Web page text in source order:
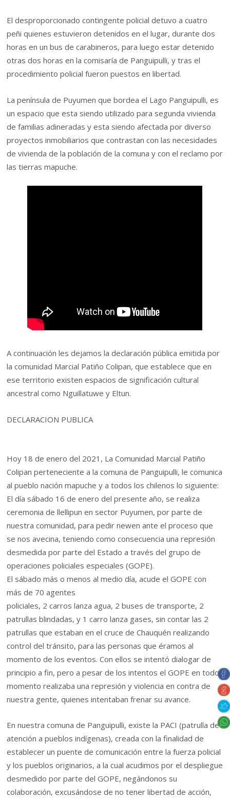
El desproporcionado contingente policial detuvo a cuatro
peñi quienes estuvieron detenidos en el lugar, durante dos
horas en un bus de carabineros, para luego estar detenido
otras dos horas en la comisaría de Panguipulli, y tras el
procedimiento policial fueron puestos en libertad.
La península de Puyumen que bordea el Lago Panguipulli, es
un espacio que esta siendo utilizado para segunda vivienda
de familias adineradas y esta siendo afectada por diverso
proyectos inmobiliarios que contrastan con las necesidades
de vivienda de la población de la comuna y con el reclamo por
las tierras mapuche.
A continuación les dejamos la declaración pública emitida por
la comunidad Marcial Patiño Colipan, que establece que en
ese territorio existen espacios de significación cultural
ancestral como Nguillatuwe y Eltun.
DECLARACION PUBLICA
Hoy 18 de enero del 2021, La Comunidad Marcial Patiño
Colipan perteneciente a la comuna de Panguipulli, le comunica
al pueblo nación mapuche y a todos los chilenos lo siguiente:
El día sábado 16 de enero del presente año, se realiza
ceremonia de llellipun en sector Puyumen, por parte de
nuestra comunidad, para pedir newen ante el proceso que
se nos avecina, teniendo como consecuencia una represión
desmedida por parte del Estado a través del grupo de
operaciones policiales especiales (GOPE).
El sábado más o menos al medio día, acude el GOPE con
más de 70 agentes
policiales, 2 carros lanza agua, 2 buses de transporte, 2
patrullas blindadas, y 1 carro lanza gases, sin contar las 2
patrullas que estaban en el cruce de Chauquén realizando
control del tránsito, para las personas que éramos al
momento de los eventos. Con ellos se intentó dialogar de
principio a fin, pero a pesar de los intentos el GOPE en todo
momento realizaba una represión y violencia en contra de
nuestra gente, quienes intentaban frenar su avance.
En nuestra comuna de Panguipulli, existe la PACI (patrulla de
atención a pueblos indígenas), creada con la finalidad de
establecer un puente de comunicación entre la fuerza policial
y los pueblos originarios, a la cual acudimos por el despliegue
desmedido por parte del GOPE, negándonos su
colaboración, excusándose de no tener libertad de acción,